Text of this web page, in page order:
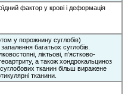
фактор у крові і деформація
у порожнину суглобів)
багатьох суглобів.
ліктьові, п’ястково-
а також хондрокальциноз
тканин більш виражене
тканини.